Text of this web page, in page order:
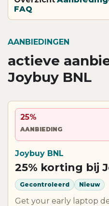
FAQ
AANBIEDINGEN
actieve
Joybuy BNL
25%
AANBIEDING
Joybuy BNL
25% korting bij
Gecontroleerd Nieuw
Get your early laptop